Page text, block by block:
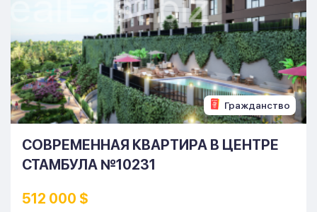
Гражданство
СОВРЕМЕННАЯ КВАРТИРА В ЦЕНТРЕ
СТАМБУЛА №10231
512 000 $